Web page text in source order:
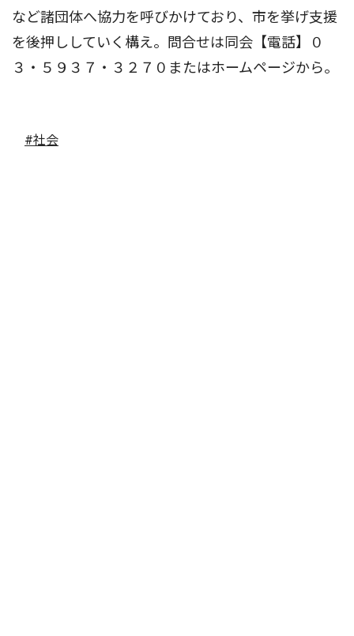
など諸団体へ協力を呼びかけており、市を挙げ支援
を後押ししていく構え。問合せは同会【電話】０
３・５９３７・３２７０またはホームページから。
#社会